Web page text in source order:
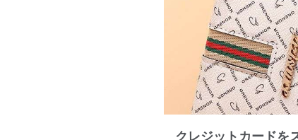
クレジットカードを